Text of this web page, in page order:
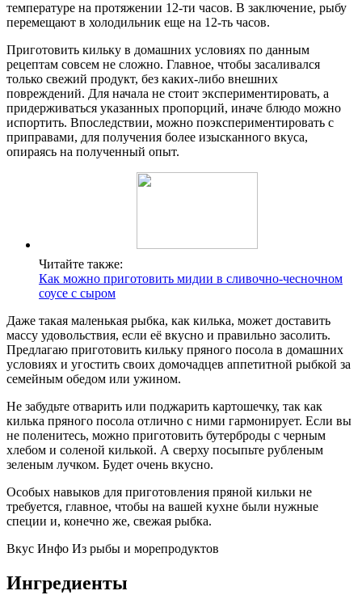
температуре на протяжении 12-ти часов. В заключение, рыбу
перемещают в холодильник еще на 12-ть часов.
Приготовить кильку в домашних условиях по данным
рецептам совсем не сложно. Главное, чтобы засаливался
только свежий продукт, без каких-либо внешних
повреждений. Для начала не стоит экспериментировать, а
придерживаться указанных пропорций, иначе блюдо можно
испортить. Впоследствии, можно поэкспериментировать с
приправами, для получения более изысканного вкуса,
опираясь на полученный опыт.
Читайте также:
Как можно приготовить мидии в сливочно-чесночном
соусе с сыром
Даже такая маленькая рыбка, как килька, может доставить
массу удовольствия, если её вкусно и правильно засолить.
Предлагаю приготовить кильку пряного посола в домашних
условиях и угостить своих домочадцев аппетитной рыбкой за
семейным обедом или ужином.
Не забудьте отварить или поджарить картошечку, так как
килька пряного посола отлично с ними гармонирует. Если вы
не поленитесь, можно приготовить бутерброды с черным
хлебом и соленой килькой. А сверху посыпьте рубленым
зеленым лучком. Будет очень вкусно.
Особых навыков для приготовления пряной кильки не
требуется, главное, чтобы на вашей кухне были нужные
специи и, конечно же, свежая рыбка.
Вкус Инфо Из рыбы и морепродуктов
Ингредиенты